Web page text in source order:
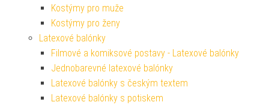
Kostýmy pro muže
Kostýmy pro ženy
Latexové balónky
Filmové a komiksové postavy - Latexové balónky
Jednobarevné latexové balónky
Latexové balónky s českým textem
Latexové balónky s potiskem